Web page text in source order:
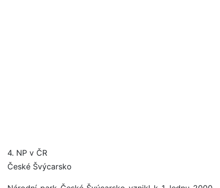
4. NP v ČR
České Švýcarsko